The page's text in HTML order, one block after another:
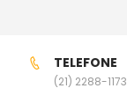
TELEFONE
(21) 2288-1173